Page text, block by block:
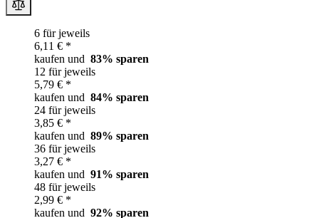
6 für jeweils
6,11 € *
kaufen und 83% sparen
12 für jeweils
5,79 € *
kaufen und 84% sparen
24 für jeweils
3,85 € *
kaufen und 89% sparen
36 für jeweils
3,27 € *
kaufen und 91% sparen
48 für jeweils
2,99 € *
kaufen und 92% sparen